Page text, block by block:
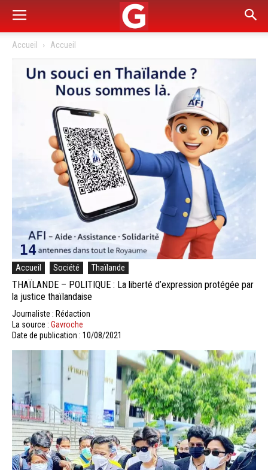
Accueil Accueil
Accueil Société Thaïlande
THAÏLANDE – POLITIQUE : La liberté d’expression protégée par
la justice thaïlandaise
Journaliste : Rédaction
La source : Gavroche
Date de publication : 10/08/2021